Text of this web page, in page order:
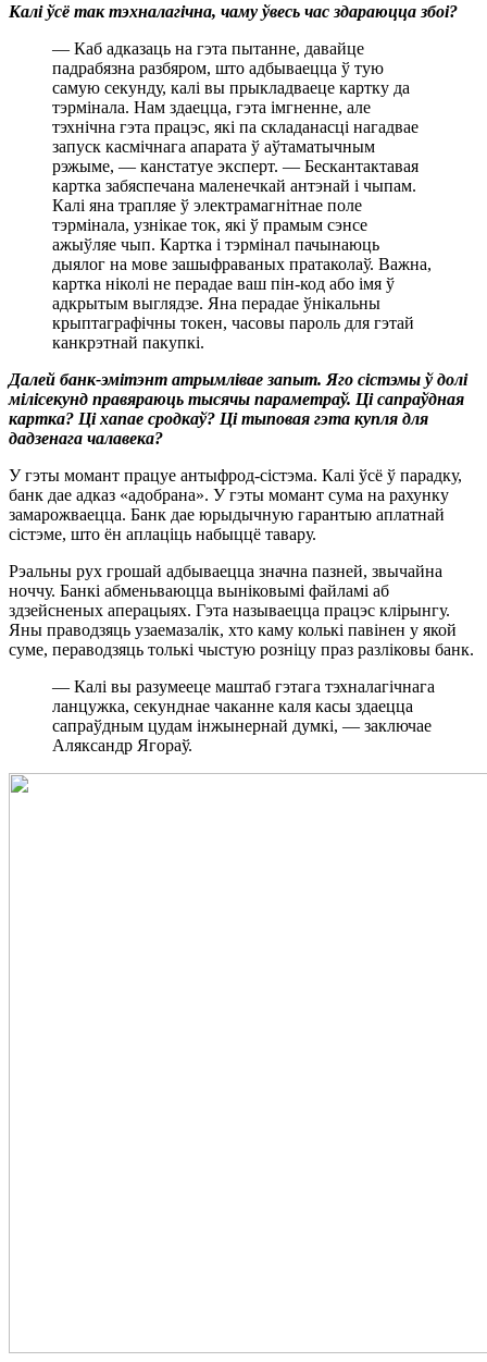
Калі ўсё так тэхналагічна, чаму ўвесь час здараюцца збоі?
— Каб адказаць на гэта пытанне, давайце
падрабязна разбяром, што адбываецца ў тую
самую секунду, калі вы прыкладваеце картку да
тэрмінала. Нам здаецца, гэта імгненне, але
тэхнічна гэта працэс, які па складанасці нагадвае
запуск касмічнага апарата ў аўтаматычным
рэжыме, — канстатуе эксперт. — Бескантактавая
картка забяспечана маленечкай антэнай і чыпам.
Калі яна трапляе ў электрамагнітнае поле
тэрмінала, узнікае ток, які ў прамым сэнсе
ажыўляе чып. Картка і тэрмінал пачынаюць
дыялог на мове зашыфраваных пратаколаў. Важна,
картка ніколі не перадае ваш пін-код або імя ў
адкрытым выглядзе. Яна перадае ўнікальны
крыптаграфічны токен, часовы пароль для гэтай
канкрэтнай пакупкі.
Далей банк-эмітэнт атрымлівае запыт. Яго сістэмы ў долі
мілісекунд правяраюць тысячы параметраў. Ці сапраўдная
картка? Ці хапае сродкаў? Ці тыповая гэта купля для
дадзенага чалавека?
У гэты момант працуе антыфрод-сістэма. Калі ўсё ў парадку,
банк дае адказ «адобрана». У гэты момант сума на рахунку
замарожваецца. Банк дае юрыдычную гарантыю аплатнай
сістэме, што ён аплаціць набыццё тавару.
Рэальны рух грошай адбываецца значна пазней, звычайна
ноччу. Банкі абменьваюцца выніковымі файламі аб
здзейсненых аперацыях. Гэта называецца працэс клірынгу.
Яны праводзяць узаемазалік, хто каму колькі павінен у якой
суме, пераводзяць толькі чыстую розніцу праз разліковы банк.
— Калі вы разумееце маштаб гэтага тэхналагічнага
ланцужка, секунднае чаканне каля касы здаецца
сапраўдным цудам інжынернай думкі, — заключае
Аляксандр Ягораў.